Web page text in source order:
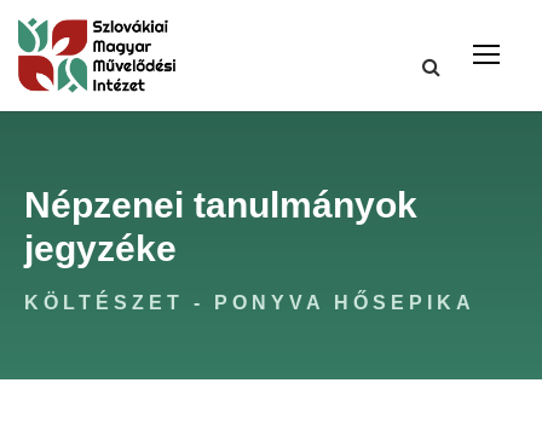
Népzenei tanulmányok
jegyzéke
KÖLTÉSZET - PONYVA HŐSEPIKA